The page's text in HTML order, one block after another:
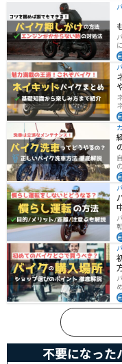
不要になった